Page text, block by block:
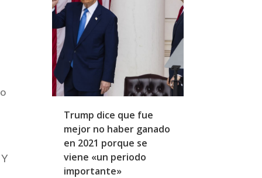
Trump dice que fue
mejor no haber ganado
en 2021 porque se
viene «un periodo
importante»